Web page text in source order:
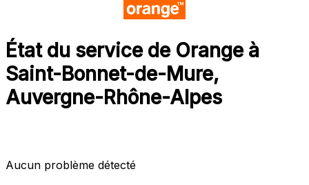
État du service de Orange à
Saint-Bonnet-de-Mure,
Auvergne-Rhône-Alpes
Aucun problème détecté